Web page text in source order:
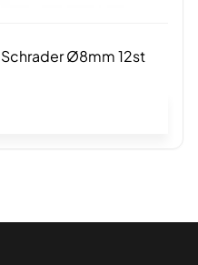
Ø8mm 12st